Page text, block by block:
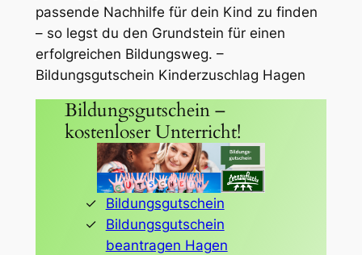
passende Nachhilfe für dein Kind zu finden
– so legst du den Grundstein für einen
erfolgreichen Bildungsweg. –
Bildungsgutschein Kinderzuschlag Hagen
Bildungsgutschein –
kostenloser Unterricht!
Bildungsgutschein
Bildungsgutschein
beantragen Hagen